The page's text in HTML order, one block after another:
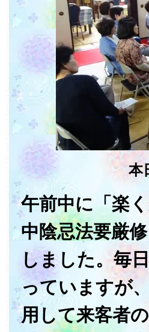
本
午前中に「楽
中陰忌法要厳
しました。毎
っていますが
用して来客者